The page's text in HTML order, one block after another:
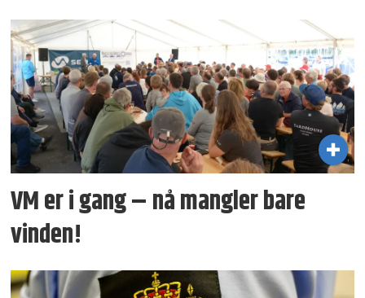
VM er i gang – nå mangler bare
vinden!